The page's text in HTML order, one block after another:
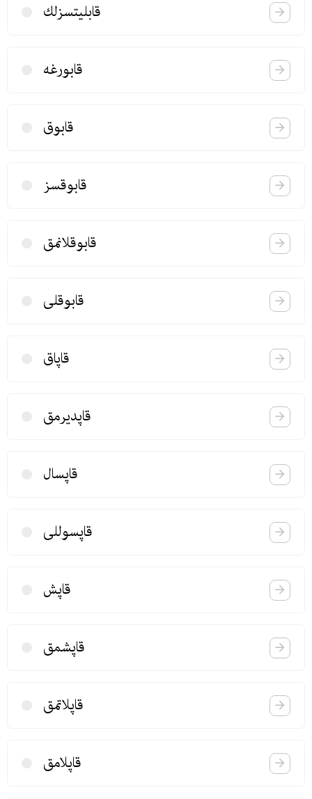
قابلیتسزلك
قابورغه
قابوق
قابوقسز
قابوقلانمق
قابوقلی
قاپاق
قاپدیرمق
قاپسال
قاپسوللی
قاپش
قاپشمق
قاپلاتمق
قاپلامق